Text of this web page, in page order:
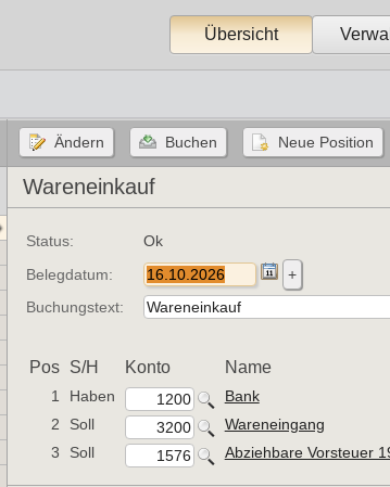
Übersicht
Wareneinkauf
Status:
Ok
Belegdatum:
Buchungstext:
Pos S/H Konto Name
1 Haben
Bank
2
Soll
Wareneingang
3
Soll Abziehbare Vorsteuer